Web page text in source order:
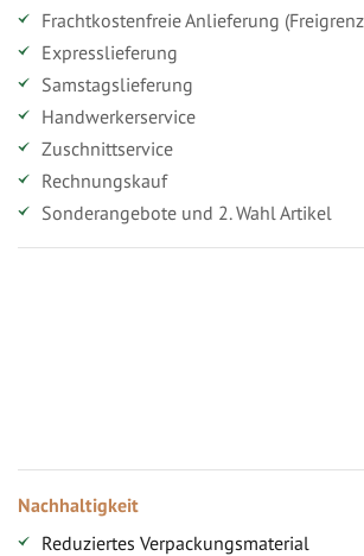
Frachtkostenfreie Anlieferung
Expresslieferung
Samstagslieferung
Handwerkerservice
Zuschnittservice
Rechnungskauf
Sonderangebote und 2. Wahl Artikel
Nachhaltigkeit
Reduziertes Verpackungsmaterial